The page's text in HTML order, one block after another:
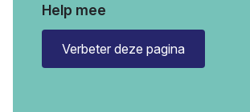
Help mee
Verbeter deze pagina